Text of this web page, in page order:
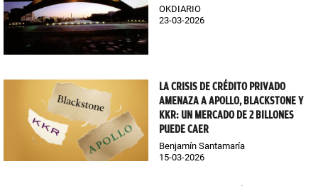
OKDIARIO
23-03-2026
LA CRISIS DE CRÉDITO PRIVADO
AMENAZA A APOLLO, BLACKSTONE Y
KKR: UN MERCADO DE 2 BILLONES
PUEDE CAER
Benjamín Santamaría
15-03-2026